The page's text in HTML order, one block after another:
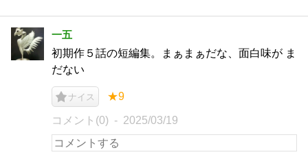
一五
初期作５話の短編集。まぁまぁだな、面白味が ま
だない
ナイス ★9
コメント(0) 2025/03/19